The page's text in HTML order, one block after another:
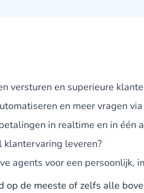
versturen en superieure
en meer vragen
in realtime en in één
klantervaring leveren?
agents voor een persoonlijk,
op de meeste of zelfs alle